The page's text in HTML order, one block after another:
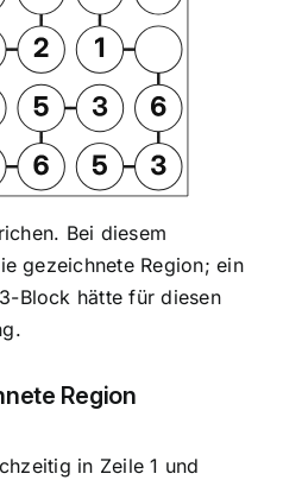
Bei diesem
gezeichnete Region; ein
Block hätte für diesen
Region
in Zeile 1 und